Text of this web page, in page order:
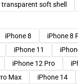
transparent soft shell
iPhone 8 iPhone 8
iPhone 11
iPhone 12 Pro
Max iPhone 14